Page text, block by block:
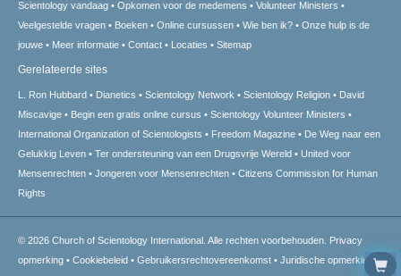
Scientology vandaag
Opkomen voor de medemens
Volunteer Ministers
Veelgestelde vragen
Boeken Online cursussen Wie ben ik?
Onze hulp is de
jouwe
Meer informatie Contact Locaties Sitemap
Gerelateerde sites
L. Ron Hubbard Dianetics Scientology Network Scientology Religion
David
Miscavige
Begin een gratis online cursus
Scientology Volunteer Ministers
International Organization of Scientologists
Freedom Magazine
De Weg naar een
Gelukkig Leven
Ter ondersteuning van een Drugsvrije Wereld
United voor
Mensenrechten
Jongeren voor Mensenrechten
Citizens Commission for Human
Rights
© 2026 Church of Scientology International. Alle rechten voorbehouden. Privacy
opmerking • Cookiebeleid • Gebruikersrechtovereenkomst • Juridische opmerking